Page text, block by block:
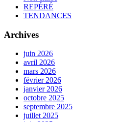
REPÉRÉ
TENDANCES
Archives
juin 2026
avril 2026
mars 2026
février 2026
janvier 2026
octobre 2025
septembre 2025
juillet 2025